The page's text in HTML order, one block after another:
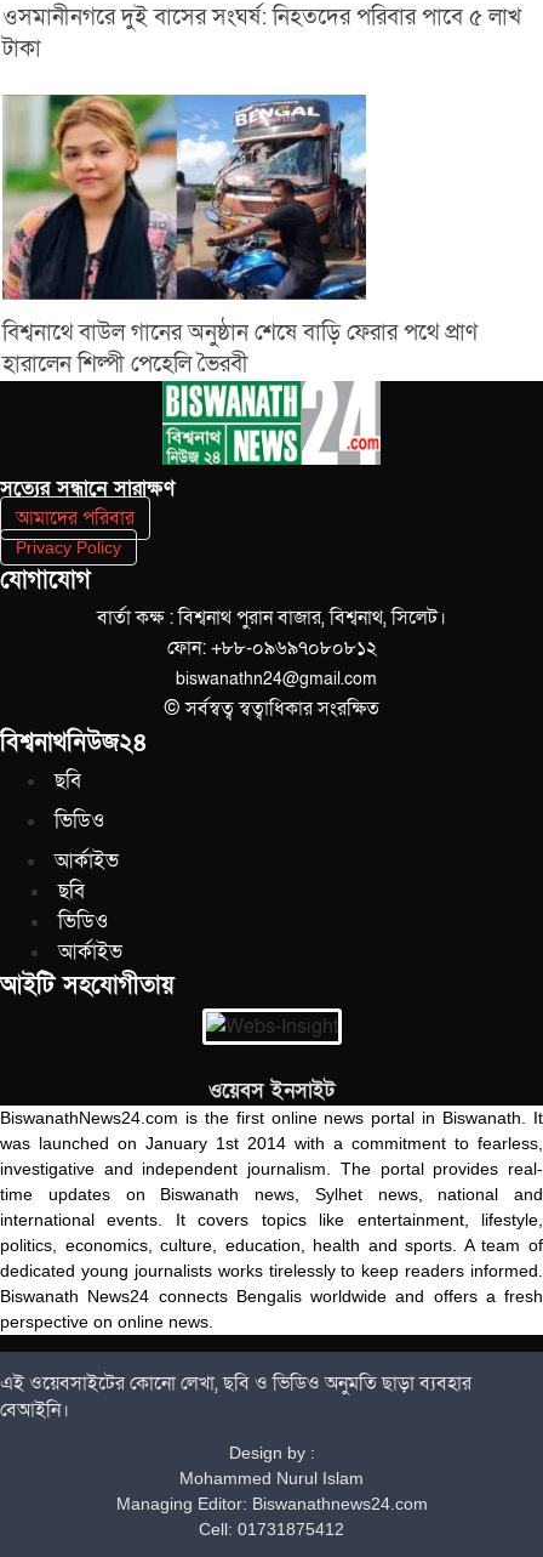
ওসমানীনগরে দুই বাসের সংঘর্ষ: নিহতদের পরিবার পাবে ৫ লাখ
টাকা
বিশ্বনাথে বাউল গানের অনুষ্ঠান শেষে বাড়ি ফেরার পথে প্রাণ
হারালেন শিল্পী পেহেলি ভৈরবী
সত‌্যের সন্ধানে সারাক্ষণ
আমাদের পরিবার
Privacy Policy
যোগাযোগ
বার্তা কক্ষ : বিশ্বনাথ পুরান বাজার, বিশ্বনাথ, সিলেট।
ফোন: +৮৮-০৯৬৯৭০৮০৮১২
biswanathn24@gmail.com
© সর্বস্বত্ব স্বত্বাধিকার সংরক্ষিত
বিশ্বনাথনিউজ২৪
ছবি
ভিডিও
আর্কাইভ
ছবি
ভিডিও
আর্কাইভ
আইটি সহযোগীতায়
ওয়েবস ইনসাইট
BiswanathNews24.com is the first online news portal in Biswanath. It
was launched on January 1st 2014 with a commitment to fearless,
investigative and independent journalism. The portal provides real-
time updates on Biswanath news, Sylhet news, national and
international events. It covers topics like entertainment, lifestyle,
politics, economics, culture, education, health and sports. A team of
dedicated young journalists works tirelessly to keep readers informed.
Biswanath News24 connects Bengalis worldwide and offers a fresh
perspective on online news.
এই ওয়েবসাইটের কোনো লেখা, ছবি ও ভিডিও অনুমতি ছাড়া ব্যবহার
বেআইনি।
Design by :
Mohammed Nurul Islam
Managing Editor: Biswanathnews24.com
Cell: 01731875412